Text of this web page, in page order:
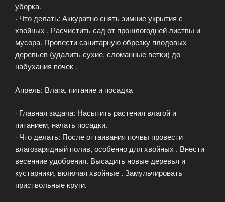
уборка.
· Что делать: Аккуратно снять зимние укрытия с
хвойных . Расчистить сад от прошлогодней листвы и
мусора. Провести санитарную обрезку плодовых
деревьев (удалить сухие, сломанные ветки) до
набухания почек .
Апрель: Влага, питание и посадка
· Главная задача: Насытить растения влагой и
питанием, начать посадки.
· Что делать: После оттаивания почвы провести
влагозарядный полив, особенно для хвойных . Внести
весенние удобрения. Высадить новые деревья и
кустарники, включая хвойные . Замульчировать
приствольные круги.